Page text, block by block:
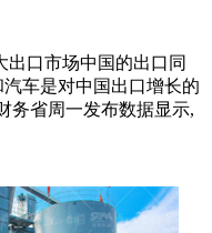
出口市场中国的出口同
车是对中国出口增长的
务省周一发布数据显示,